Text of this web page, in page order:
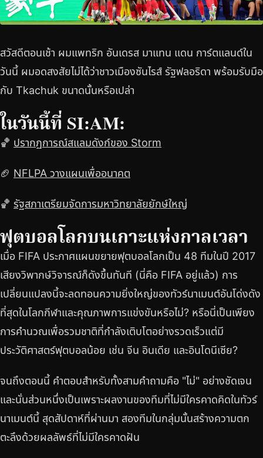
สวัสดีตอนเช้า ผมแพทริก อันเดรส มาแทน แดน การ์ตแลนด์ใน
วันนี้ ผมอดสงสัยไม่ได้ว่าชาวเมืองซันไรส์ รัฐฟลอริดา พร้อมรับมือ
กับ Tkachuk ขนาดนั้นหรือเปล่า
ในวันนี้ที่ SI:AM:
🏀 ปรากฏการณ์สแลมดังก์ของ Storm
🏈 NFLPA วางแผนเพื่ออนาคต
🏀 รัฐสภาเตรียมจัดการมหาวิทยาลัยยักษ์ใหญ่
ฟุตบอลโลกบนเกาะแห่งกาลเวลา
เมื่อ FIFA ประกาศแผนขยายฟุตบอลโลกเป็น 48 ทีมในปี 2017
เสียงวิพากษ์วิจารณ์ก็ดังขึ้นทันที (นี่คือ FIFA อยู่แล้ว) การ
เปลี่ยนแปลงนี้จะลดทอนความยิ่งใหญ่ของทัวร์นาเมนต์อันโด่งดัง
ที่สุดในโลกกีฬาและคุณภาพการแข่งขันหรือไม่? หรือนี่เป็นเพียง
การคำนวณเพื่อรวมชาติที่กำลังเติบโตอย่างรวดเร็วแต่มี
ประวัติศาสตร์ฟุตบอลน้อย เช่น จีน อินเดีย และอินโดนีเซีย?
จนถึงตอนนี้ คำตอบสำหรับทั้งสามคำถามคือ "ไม่" อย่างชัดเจน
และนั่นส่วนหนึ่งเป็นเพราะผลงานของทีมที่ไม่มีใครคาดคิดในทัวร์
นาเมนต์นี้ สุดสัปดาห์ที่ผ่านมา สองทีมในกลุ่มนั้นสร้างความตก
ตะลึงด้วยผลลัพธ์ที่ไม่มีใครคาดฝัน